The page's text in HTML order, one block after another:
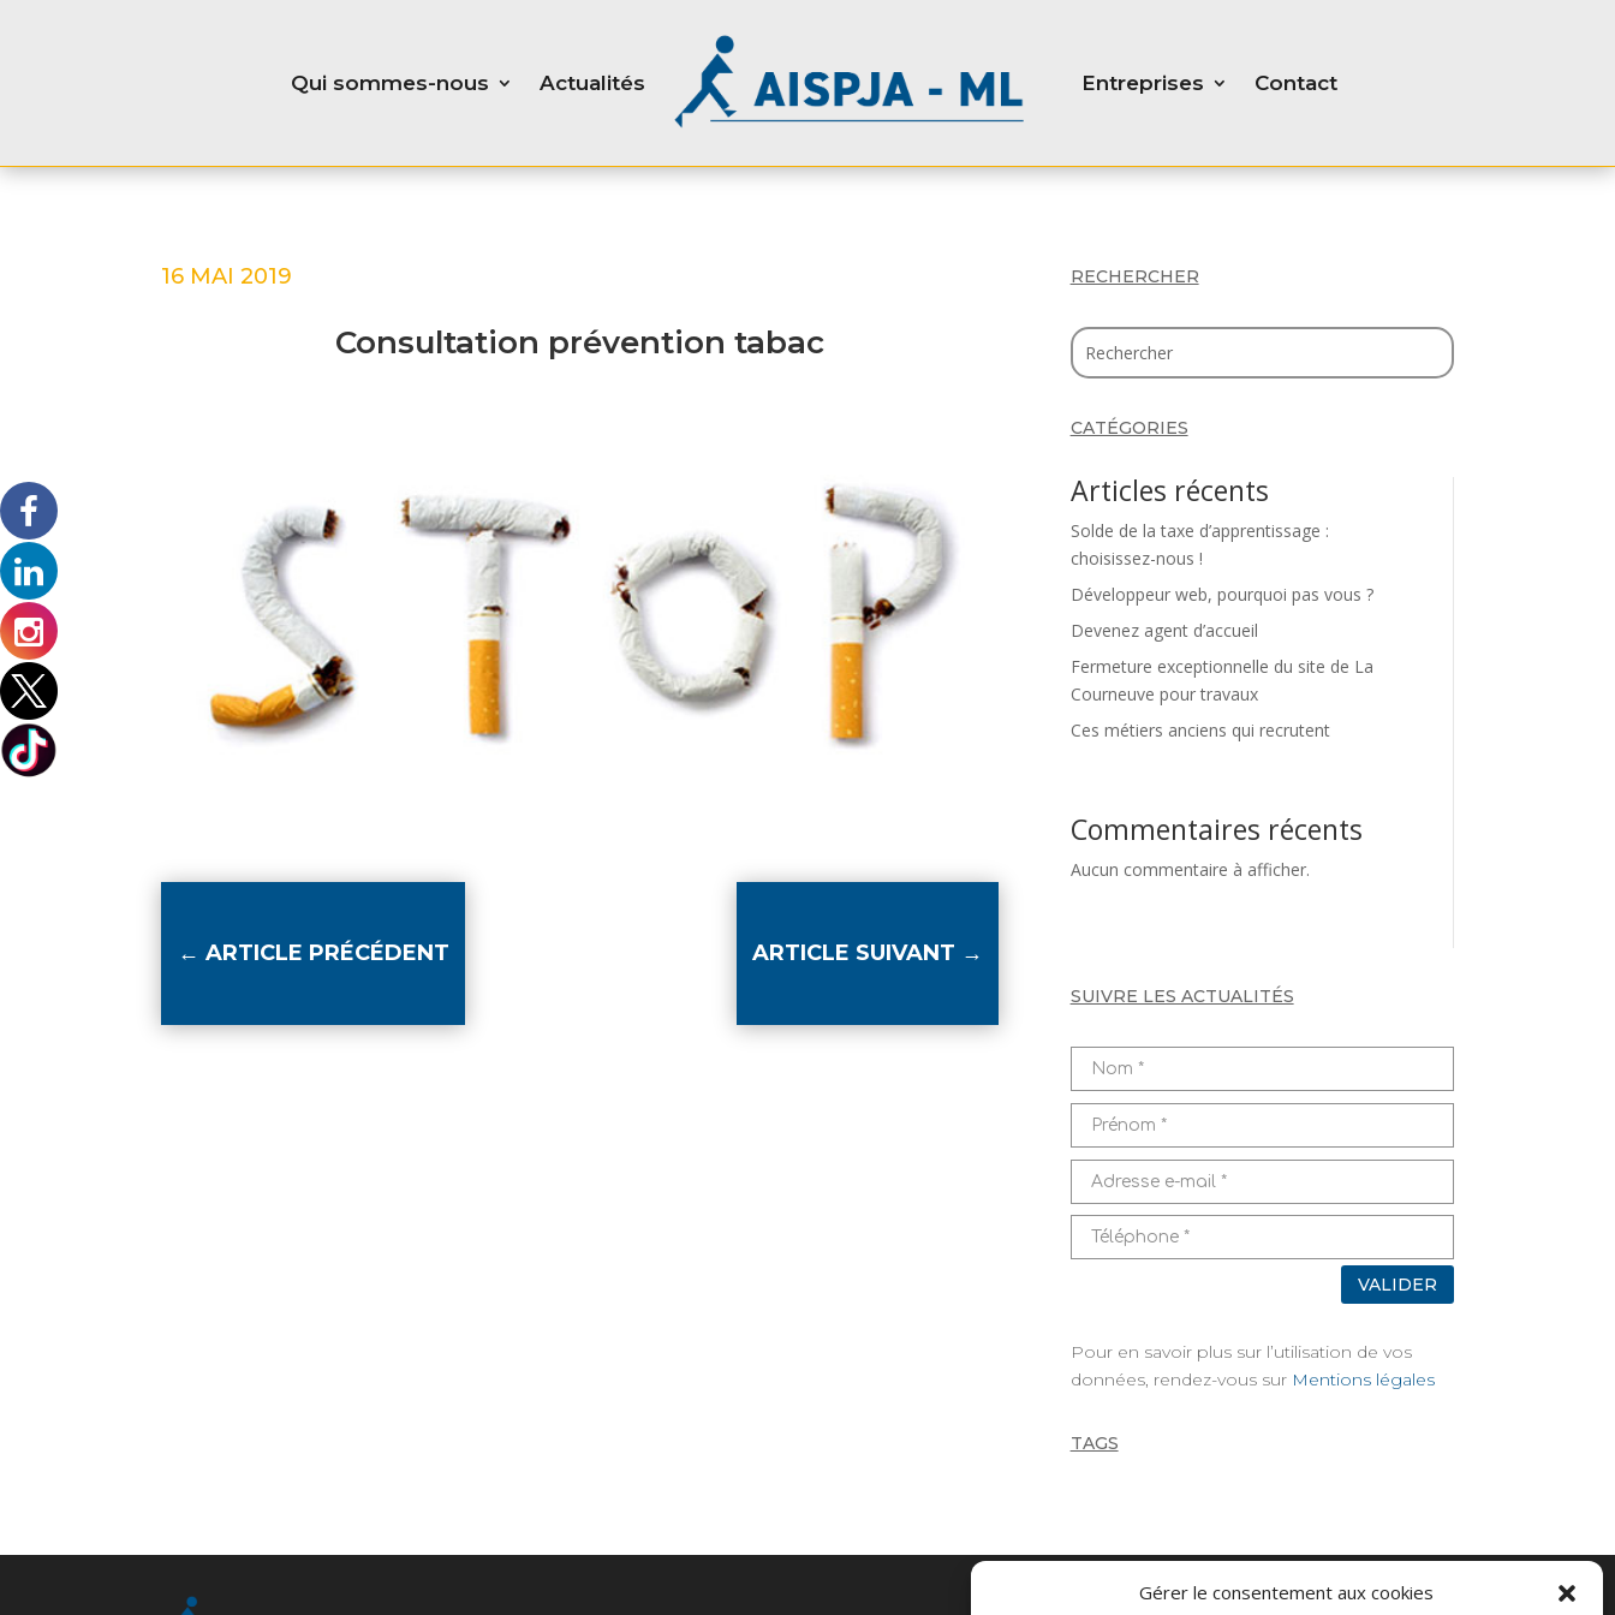
Gérer le consentement aux cookies
Qui sommes-nous Actualités Entreprises Contact
16 MAI 2019
Consultation prévention tabac
← ARTICLE PRÉCÉDENT ARTICLE SUIVANT →
RECHERCHER
CATÉGORIES
Articles récents
Solde de la taxe d’apprentissage :
choisissez-nous !
Développeur web, pourquoi pas vous ?
Devenez agent d’accueil
Fermeture exceptionnelle du site de La
Courneuve pour travaux
Ces métiers anciens qui recrutent
Commentaires récents
Aucun commentaire à afficher.
SUIVRE LES ACTUALITÉS
VALIDER
Pour en savoir plus sur l’utilisation de vos
données, rendez-vous sur Mentions légales
TAGS